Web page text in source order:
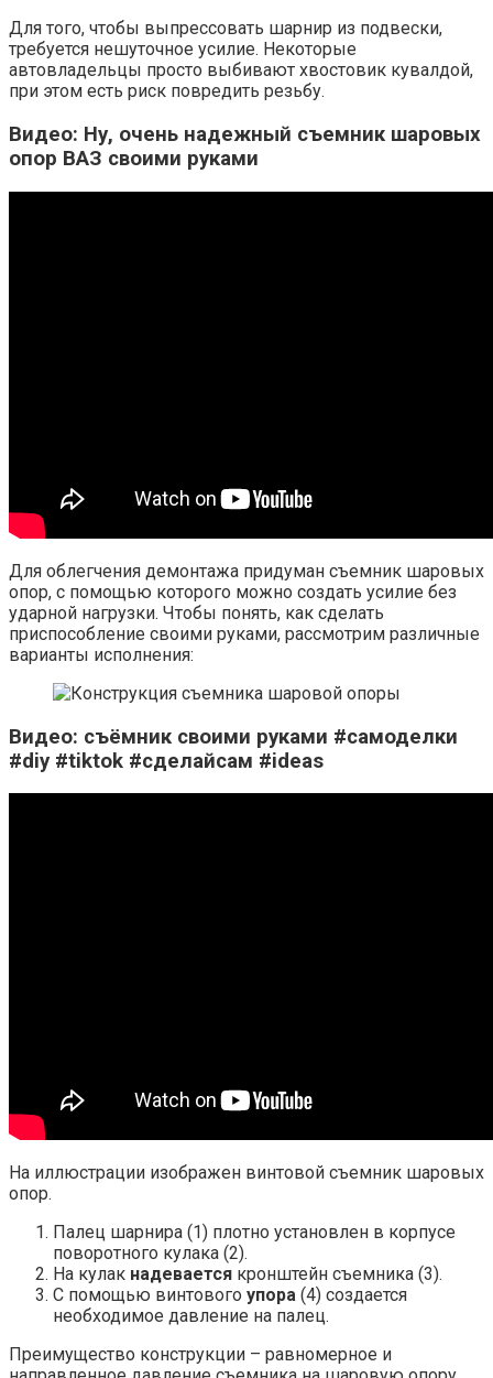
Для того, чтобы выпрессовать шарнир из подвески,
требуется нешуточное усилие. Некоторые
автовладельцы просто выбивают хвостовик кувалдой,
при этом есть риск повредить резьбу.
Видео: Ну, очень надежный съемник шаровых
опор ВАЗ своими руками
Для облегчения демонтажа придуман съемник шаровых
опор, с помощью которого можно создать усилие без
ударной нагрузки. Чтобы понять, как сделать
приспособление своими руками, рассмотрим различные
варианты исполнения:
Видео: съёмник своими руками #самоделки
#diy #tiktok #сделайсам #ideas
На иллюстрации изображен винтовой съемник шаровых
опор.
Палец шарнира (1) плотно установлен в корпусе
поворотного кулака (2).
На кулак надевается кронштейн съемника (3).
C помощью винтового упора (4) создается
необходимое давление на палец.
Преимущество конструкции – равномерное и